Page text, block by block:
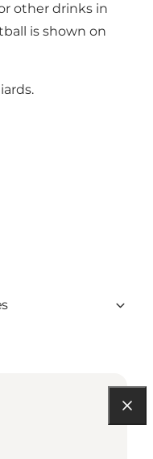
other drinks in
is shown on